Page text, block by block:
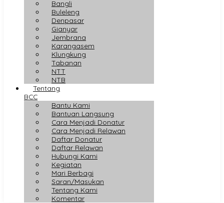
Bangli
Buleleng
Denpasar
Gianyar
Jembrana
Karangasem
Klungkung
Tabanan
NTT
NTB
Tentang
BCC
Bantu Kami
Bantuan Langsung
Cara Menjadi Donatur
Cara Menjadi Relawan
Daftar Donatur
Daftar Relawan
Hubungi Kami
Kegiatan
Mari Berbagi
Saran/Masukan
Tentang Kami
Komentar